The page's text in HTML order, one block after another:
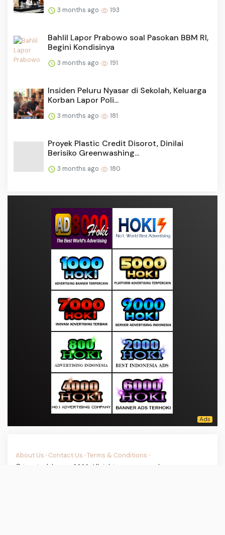
3 months ago 193
Bahlil Lapor Prabowo soal Pasokan BBM RI,
Begini Kondisinya
3 months ago 191
Insiden Peluru Nyasar di Sekolah, Keluarga
Korban Lapor Poli...
3 months ago 181
Proyek Plastic Credit Disorot, Dinilai
Berisiko Greenwashing...
3 months ago 180
About Us · Contact Us ·Terms & Conditions ·
© tepatselalu.com 2026. All rights are reserved